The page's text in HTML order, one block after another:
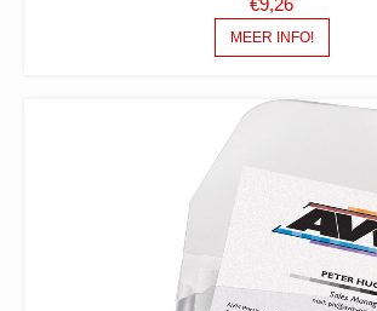
€9,26
MEER INFO!